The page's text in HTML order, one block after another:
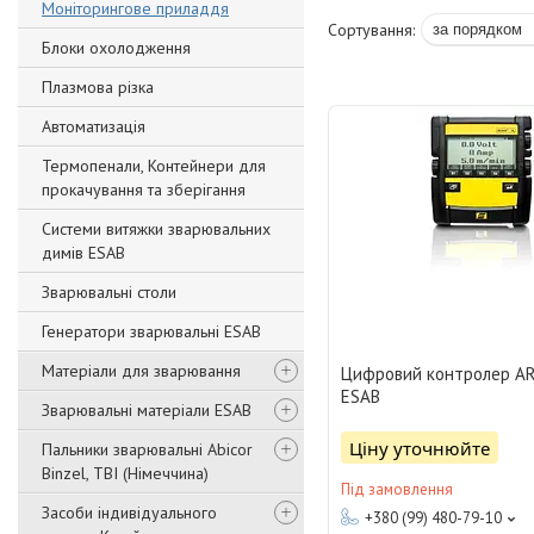
Моніторингове приладдя
Блоки охолодження
Плазмова різка
Автоматизація
Термопенали, Контейнери для
прокачування та зберігання
Системи витяжки зварювальних
димів ESAB
Зварювальні столи
Генератори зварювальні ESAB
Матеріали для зварювання
Зварювальні матеріали ESAB
Пальники зварювальні Abicor
Binzel, TBI (Німеччина)
Засоби індивідуального
Цифровий контролер
ESAB
Ціну уточнюйте
Під замовлення
+380 (99) 480-79-10